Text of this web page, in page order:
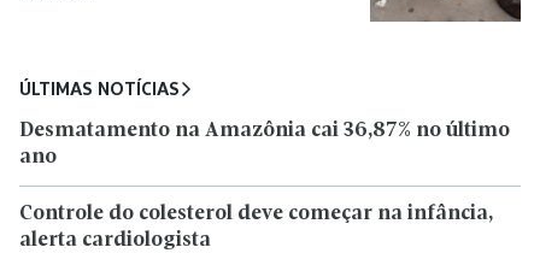
ÚLTIMAS NOTÍCIAS
Desmatamento na Amazônia cai 36,87% no último
ano
Controle do colesterol deve começar na infância,
alerta cardiologista